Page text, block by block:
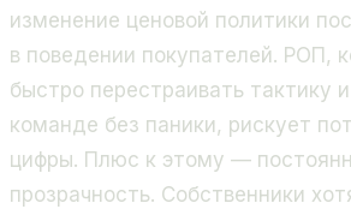
изменение ценовой политики
в поведении покупателей. РОП,
быстро перестраивать тактику
команде без паники, рискует
цифры. Плюс к этому —
прозрачность. Собственники